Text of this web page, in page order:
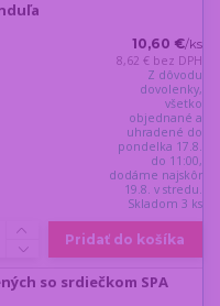
10,60 €/ks
8,62 € bez DPH
Z dôvodu
dovolenky,
všetko
objednané a
uhradené do
pondelka 17.8.
do 11:00,
dodáme najskôr
19.8. v stredu.
Skladom 3 ks
Pridať do košíka
so srdiečkom SPA